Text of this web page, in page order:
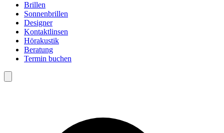
Brillen
Sonnenbrillen
Designer
Kontaktlinsen
Hörakustik
Beratung
Termin buchen